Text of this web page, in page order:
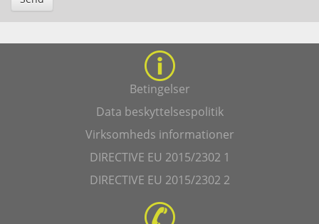
Betingelser
Data beskyttelsespolitik
Virksomheds informationer
DIRECTIVE EU 2015/2302 1
DIRECTIVE EU 2015/2302 2